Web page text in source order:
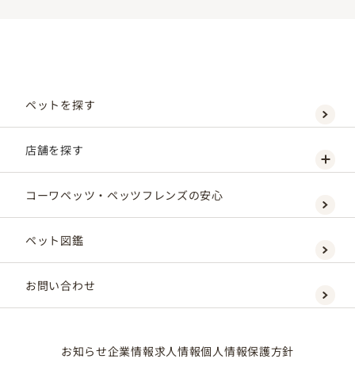
ペットを探す
店舗を探す
コーワペッツ・ペッツフレンズの安心
ペット図鑑
お問い合わせ
お知らせ企業情報求人情報個人情報保護方針